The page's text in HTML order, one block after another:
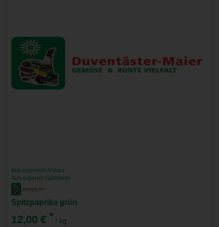
aus eigenem Anbau
Aus eigener Gärtnerei
Spitzpaprika grün
12,00 € * / kg